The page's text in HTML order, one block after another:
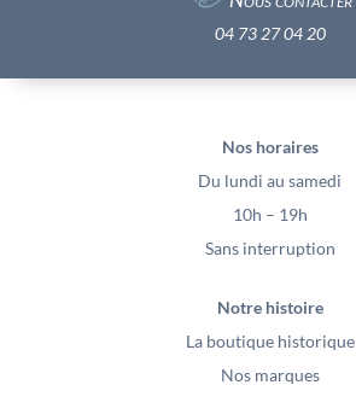
04 73 27 04 20
Nos horaires
Du lundi au samedi
10h – 19h
Sans interruption
Notre histoire
La boutique historique
Nos marques